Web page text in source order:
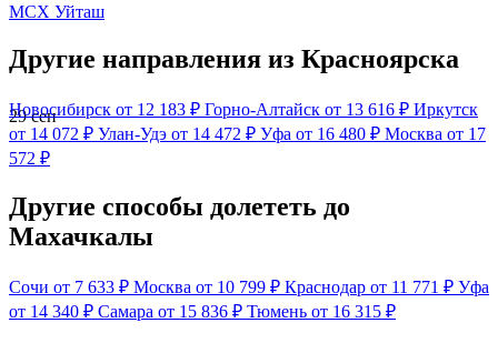
29 сен
MCX Уйташ
Другие направления из Красноярска
Новосибирск от 12 183 ₽ Горно-Алтайск от 13 616 ₽ Иркутск
от 14 072 ₽ Улан-Удэ от 14 472 ₽ Уфа от 16 480 ₽ Москва от 17
572 ₽
Другие способы долететь до
Махачкалы
Сочи от 7 633 ₽ Москва от 10 799 ₽ Краснодар от 11 771 ₽ Уфа
от 14 340 ₽ Самара от 15 836 ₽ Тюмень от 16 315 ₽